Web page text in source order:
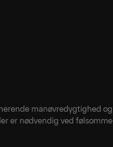
manøvredygtighed og
er nødvendig ved følsomme